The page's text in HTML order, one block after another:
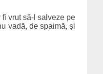
vrut să-l salveze pe
vadă, de spaimă, și